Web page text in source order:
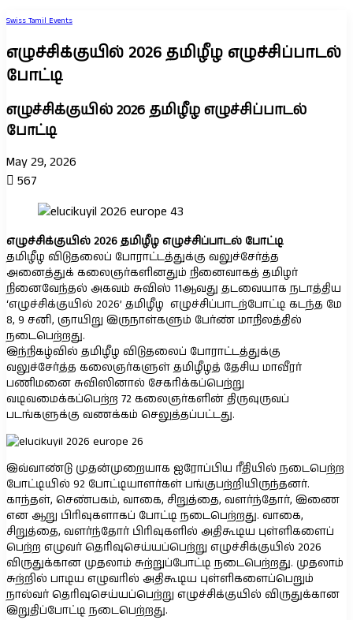
Swiss Tamil Events
எழுச்சிக்குயில் 2026 தமிழீழ எழுச்சிப்பாடல்
போட்டி
எழுச்சிக்குயில் 2026 தமிழீழ எழுச்சிப்பாடல்
போட்டி
May 29, 2026
567
எழுச்சிக்குயில் 2026 தமிழீழ எழுச்சிப்பாடல் போட்டி
தமிழீழ விடுதலைப் போராட்டத்துக்கு வலுச்சேர்த்த
அனைத்துக் கலைஞர்களினதும் நினைவாகத் தமிழர்
நினைவேந்தல் அகவம் சுவிஸ் 11ஆவது தடவையாக நடாத்திய
‘எழுச்சிக்குயில் 2026’ தமிழீழ எழுச்சிப்பாடற்போட்டி கடந்த மே
8, 9 சனி, ஞாயிறு இருநாள்களும் பேர்ண் மாநிலத்தில்
நடைபெற்றது.
இந்நிகழ்வில் தமிழீழ விடுதலைப் போராட்டத்துக்கு
வலுச்சேர்த்த கலைஞர்களுள் தமிழீழத் தேசிய மாவீரர்
பணிமனை சுவிஸினால் சேகரிக்கப்பெற்று
வடிவமைக்கப்பெற்ற 72 கலைஞர்களின் திருவுருவப்
படங்களுக்கு வணக்கம் செலுத்தப்பட்டது.
இவ்வாண்டு முதன்முறையாக ஐரோப்பிய ரீதியில் நடைபெற்ற
போட்டியில் 92 போட்டியாளர்கள் பங்குபற்றியிருந்தனர்.
காந்தள், செண்பகம், வாகை, சிறுத்தை, வளர்ந்தோர், இணை
என ஆறு பிரிவுகளாகப் போட்டி நடைபெற்றது. வாகை,
சிறுத்தை, வளர்ந்தோர் பிரிவுகளில் அதிகூடிய புள்ளிகளைப்
பெற்ற எழுவர் தெரிவுசெய்யப்பெற்று எழுச்சிக்குயில் 2026
விருதுக்கான முதலாம் சுற்றுப்போட்டி நடைபெற்றது. முதலாம்
சுற்றில் பாடிய எழுவரில் அதிகூடிய புள்ளிகளைப்பெறும்
நால்வர் தெரிவுசெய்யப்பெற்று எழுச்சிக்குயில் விருதுக்கான
இறுதிப்போட்டி நடைபெற்றது.